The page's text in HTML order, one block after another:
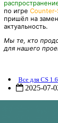
по игре Counter-
пришёл на
актуальность.
Мы те, кто
для нашего
Все для CS 1.6
2025-07-